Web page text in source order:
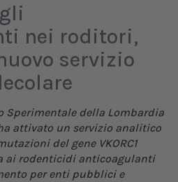
nei roditori,
servizio
Sperimentale della Lombardia
attivato un servizio analitico
del gene VKORC1
ai rodenticidi anticoagulanti
per enti pubblici e